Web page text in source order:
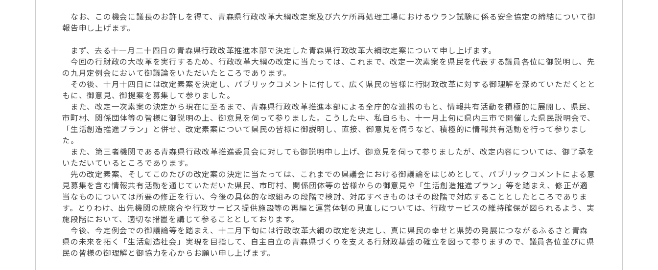
なお、この機会に議長のお許しを得て、青森県行政改革大綱改定案及び六ケ所再処理工場におけるウラン試験に係る安全協定の締結について御
報告申し上げます。
まず、去る十一月二十四日の青森県行政改革推進本部で決定した青森県行政改革大綱改定案について申し上げます。
今回の行財政の大改革を実行するため、行政改革大綱の改定に当たっては、これまで、改定一次素案を県民を代表する議員各位に御説明し、先
の九月定例会において御議論をいただいたところであります。
その後、十月十四日には改定素案を決定し、パブリックコメントに付して、広く県民の皆様に行財政改革に対する御理解を深めていただくとと
もに、御意見、御提案を募集して参りました。
また、改定一次素案の決定から現在に至るまで、青森県行政改革推進本部による全庁的な連携のもと、情報共有活動を積極的に展開し、県民、
市町村、関係団体等の皆様に御説明の上、御意見を伺って参りました。こうした中、私自らも、十一月上旬に県内三市で開催した県民説明会で、
「生活創造推進プラン」と併せ、改定素案について県民の皆様に御説明し、直接、御意見を伺うなど、積極的に情報共有活動を行って参りまし
た。
また、第三者機関である青森県行政改革推進委員会に対しても御説明申し上げ、御意見を伺って参りましたが、改定内容については、御了承を
いただいているところであります。
先の改定素案、そしてこのたびの改定案の決定に当たっては、これまでの県議会における御議論をはじめとして、パブリックコメントによる意
見募集を含む情報共有活動を通じていただいた県民、市町村、関係団体等の皆様からの御意見や「生活創造推進プラン」等を踏まえ、修正が適
当なものについては所要の修正を行い、今後の具体的な取組みの段階で検討、対応すべきものはその段階で対応することとしたところでありま
す。とりわけ、出先機関の統廃合や行政サービス提供施設等の再編と運営体制の見直しについては、行政サービスの維持確保が図られるよう、実
施段階において、適切な措置を講じて参ることとしております。
今後、今定例会での御議論等を踏まえ、十二月下旬には行政改革大綱の改定を決定し、真に県民の幸せと県勢の発展につながるふるさと青森
県の未来を拓く「生活創造社会」実現を目指して、自主自立の青森県づくりを支える行財政基盤の確立を図って参りますので、議員各位並びに県
民の皆様の御理解と御協力を心からお願い申し上げます。